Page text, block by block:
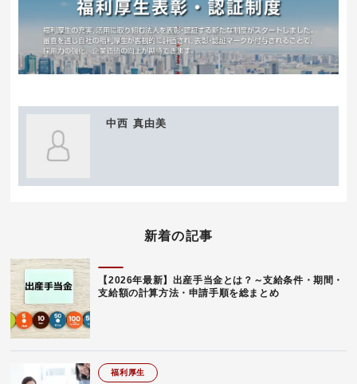
中西 真由美
新着の記事
【2026年最新】出産手当金とは？～支給条件・期間・
支給額の計算方法・申請手順を総まとめ
福利厚生